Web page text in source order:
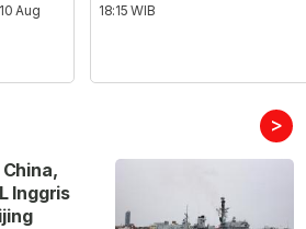
Aug
18:15 WIB
>
Inggris